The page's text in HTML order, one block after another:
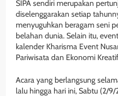
SIPA sendiri merupakan
diselenggarakan setiap
menyuguhkan beragam seni
belahan dunia. Selain itu,
kalender Kharisma Event
Pariwisata dan Ekonomi
Acara yang berlangsung
lalu hingga hari ini, Sabtu (2/